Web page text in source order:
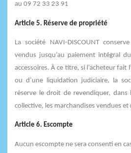
au 09 72 33 23 91
Article 5. Réserve de propriété
La société NAVI-DISCOUNT
vendus jusqu’au paiement intégral
accessoires. À ce titre, si l’acheteur fait
ou d’une liquidation judiciaire, la
réserve le droit de revendiquer, dans
collective, les marchandises vendues et
Article 6. Escompte
Aucun escompte ne sera consenti en